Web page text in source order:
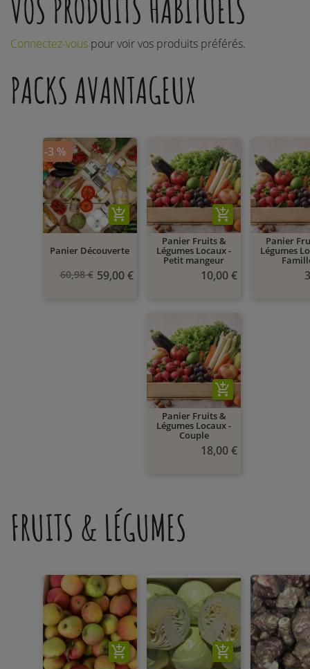
VOS PRODUITS HABITUELS
Connectez-vous pour voir vos produits préférés.
PACKS AVANTAGEUX
Panier Découverte
add_shopping_cart
Prix de base
60,98 €
-3 %
59,00 €
Panier Fruits &
Légumes Locaux -
Petit mangeur
add_shopping_cart
10,00 €
Panier
Légumes
Panier Fruits &
Légumes Locaux -
Couple
add_shopping_cart
18,00 €
FRUITS & LÉGUMES
add_shopping_cart add_shopping_cart